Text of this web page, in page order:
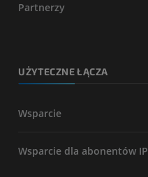
Partnerzy
UŻYTECZNE ŁĄCZA
Wsparcie
Wsparcie dla abonentów IP